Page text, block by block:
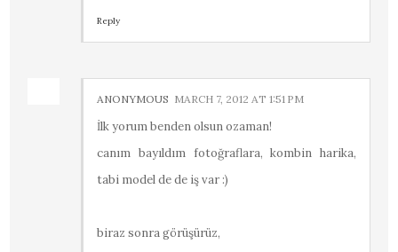
Reply
ANONYMOUS MARCH 7, 2012 AT 1:51 PM
İlk yorum benden olsun ozaman!
canım bayıldım fotoğraflara, kombin harika,
tabi model de de iş var :)
biraz sonra görüşürüz,